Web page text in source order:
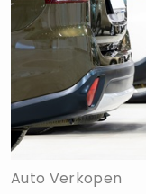
Auto Verkopen